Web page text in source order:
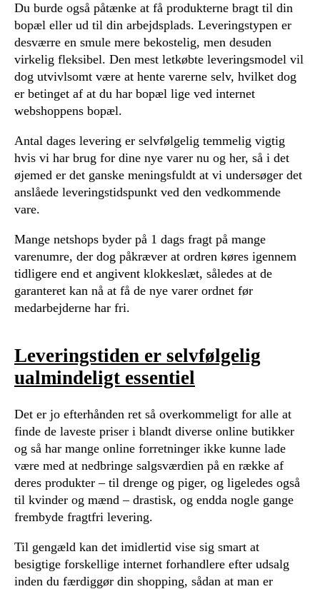
Du burde også påtænke at få produkterne bragt til din
bopæl eller ud til din arbejdsplads. Leveringstypen er
desværre en smule mere bekostelig, men desuden
virkelig fleksibel. Den mest letkøbte leveringsmodel vil
dog utvivlsomt være at hente varerne selv, hvilket dog
er betinget af at du har bopæl lige ved internet
webshoppens bopæl.
Antal dages levering er selvfølgelig temmelig vigtig
hvis vi har brug for dine nye varer nu og her, så i det
øjemed er det ganske meningsfuldt at vi undersøger det
anslåede leveringstidspunkt ved den vedkommende
vare.
Mange netshops byder på 1 dags fragt på mange
varenumre, der dog påkræver at ordren køres igennem
tidligere end et angivent klokkeslæt, således at de
garanteret kan nå at få de nye varer ordnet før
medarbejderne har fri.
Leveringstiden er selvfølgelig
ualmindeligt essentiel
Det er jo efterhånden ret så overkommeligt for alle at
finde de laveste priser i blandt diverse online butikker
og så har mange online forretninger ikke kunne lade
være med at nedbringe salgsværdien på en række af
deres produkter – til drenge og piger, og ligeledes også
til kvinder og mænd – drastisk, og endda nogle gange
frembyde fragtfri levering.
Til gengæld kan det imidlertid vise sig smart at
besigtige forskellige internet forhandlere efter udsalg
inden du færdiggør din shopping, sådan at man er